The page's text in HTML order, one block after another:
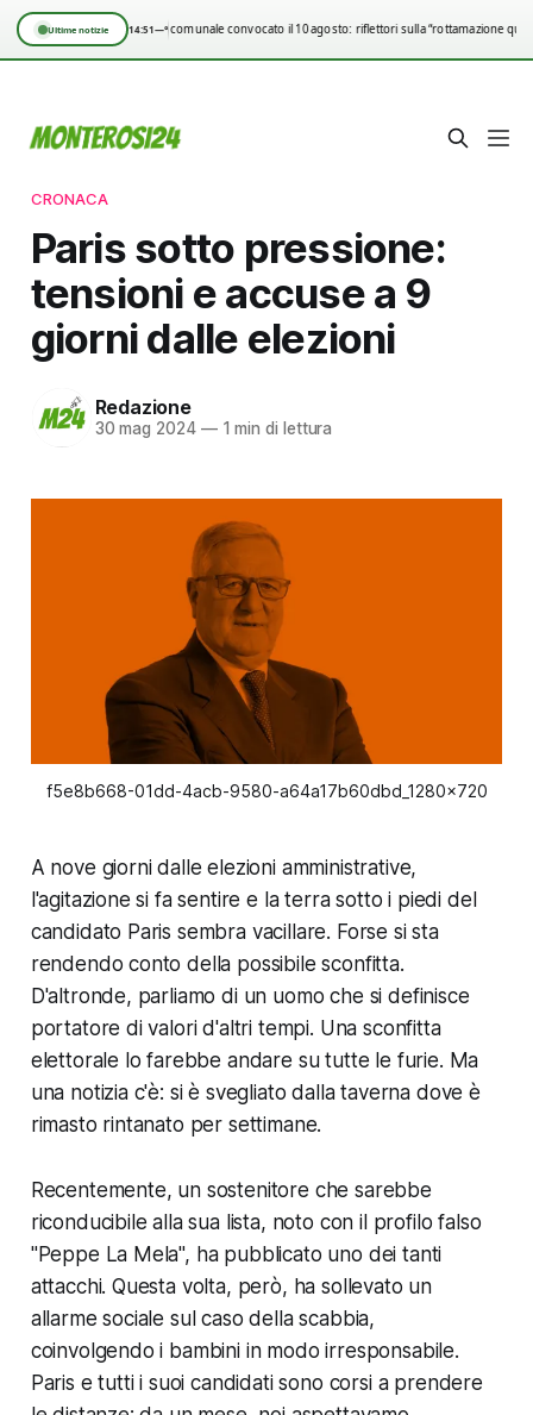
Ultime notizie 14:51—°
Consiglio comunale convocato il 10 agosto: riflettori sulla “rottamazione
CRONACA
Paris sotto pressione:
tensioni e accuse a 9
giorni dalle elezioni
Redazione
30 mag 2024 —1 min di lettura
f5e8b668-01dd-4acb-9580-a64a17b60dbd_1280x720
A nove giorni dalle elezioni amministrative,
l'agitazione si fa sentire e la terra sotto i piedi del
candidato Paris sembra vacillare. Forse si sta
rendendo conto della possibile sconfitta.
D'altronde, parliamo di un uomo che si definisce
portatore di valori d'altri tempi. Una sconfitta
elettorale lo farebbe andare su tutte le furie. Ma
una notizia c'è: si è svegliato dalla taverna dove è
rimasto rintanato per settimane.
Recentemente, un sostenitore che sarebbe
riconducibile alla sua lista, noto con il profilo falso
"Peppe La Mela", ha pubblicato uno dei tanti
attacchi. Questa volta, però, ha sollevato un
allarme sociale sul caso della scabbia,
coinvolgendo i bambini in modo irresponsabile.
Paris e tutti i suoi candidati sono corsi a prendere